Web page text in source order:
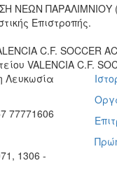
ΝΕΩΝ ΠΑΡΑΛΙΜΝΙΟΥ
Επιστροπής.
C.F. SOCCER
VALENCIA C.F.
Λευκωσία
77771606
1306 -